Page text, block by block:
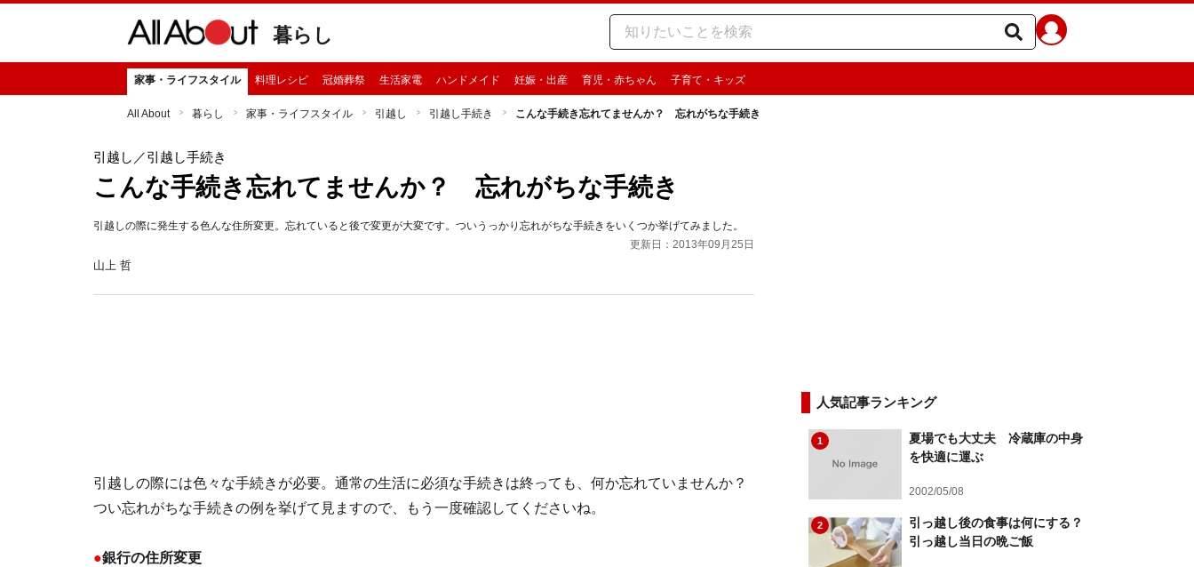
暮らし
家事・ライフスタイル 料理レシピ 冠婚葬祭 生活家電 ハンドメイド 妊娠・出産 育児・赤ちゃん 子育て・キッズ
All About 暮らし 家事・ライフスタイル 引越し 引越し手続き こんな手続き忘れてませんか？ 忘れがちな手続き
引越し ／引越し手続き
こんな手続き忘れてませんか？ 忘れがちな手続き
引越しの際に発生する色んな住所変更。忘れていると後で変更が大変です。ついうっかり忘れがちな手続きをいくつか挙げてみました。
更新日：2013年09月25日
山上 哲
引越しの際には色々な手続きが必要。通常の生活に必須な手続きは終っても、何か忘れていませんか？
つい忘れがちな手続きの例を挙げて見ますので、もう一度確認してくださいね。
●銀行の住所変更
人気記事ランキング
1
夏場でも大丈夫 冷蔵庫の中身
を快適に運ぶ
2002/05/08
2
引っ越し後の食事は何にする？
引っ越し当日の晩ご飯